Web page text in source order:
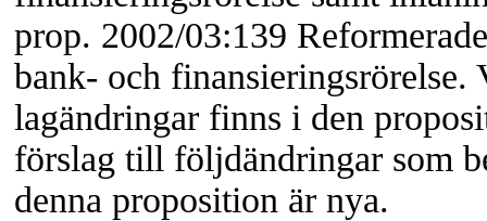
prop. 2002/03:139
bank- och finansieringsrörelse.
lagändringar finns i den
förslag till följdändringar som
denna proposition är nya.